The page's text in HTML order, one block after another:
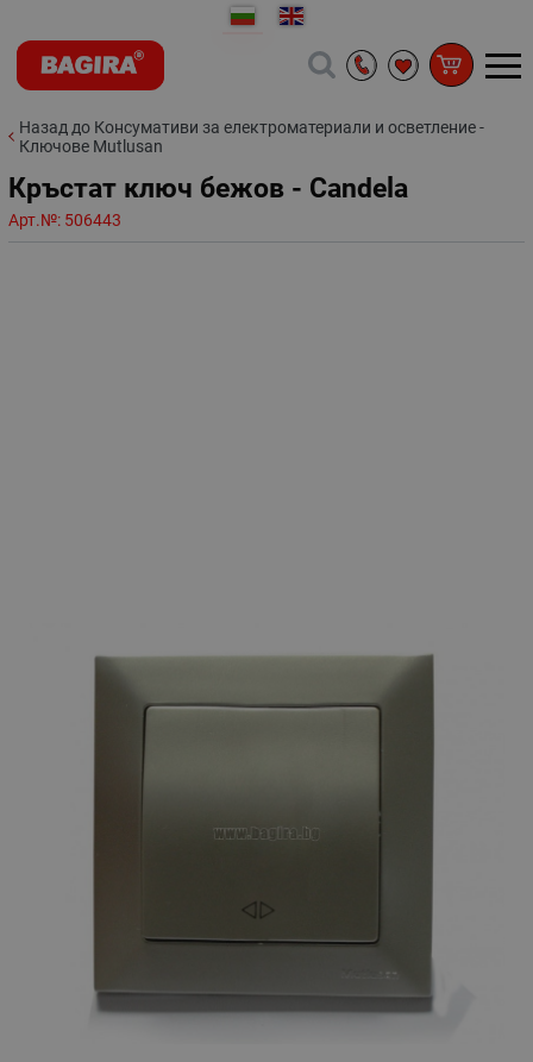
Назад до Консумативи за електроматериали и осветление -
Ключове Mutlusan
Кръстат ключ бежов - Candela
Арт.№: 506443